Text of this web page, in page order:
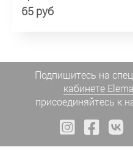
65 руб
Подпишитесь на
кабинете Elema
присоединяйтесь к